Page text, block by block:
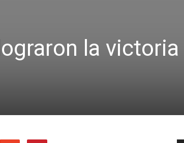
la victoria